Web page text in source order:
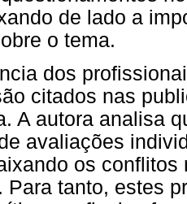
de lado a
o tema.
dos
citados nas
A autora analisa
avaliações
os
Para tanto, estes